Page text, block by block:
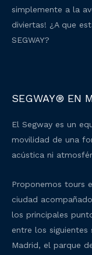
simplemente a la
diviertas! ¿A que
SEGWAY?
SEGWAY® EN
El Segway es un
movilidad de una
acústica ni
Proponemos tours
ciudad
los principales
entre los
Madrid, el parque